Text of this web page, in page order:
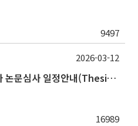
9497
2026학년도 1학기 석 · 박사 논문심사 일정안내(Thesis Defense Schedules)
16989
2026-03-12